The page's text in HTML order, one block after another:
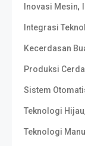
Inovasi Mesin,
Integrasi
Kecerdasan
Produksi
Sistem
Teknologi Hijau,
Teknologi